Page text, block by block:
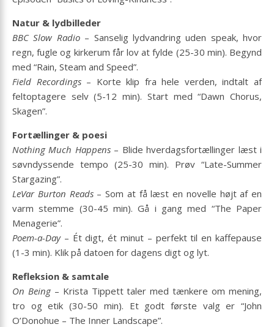
Natur & lydbilleder
BBC Slow Radio– Sanselig lydvandring uden speak, hvor
regn, fugle og kirkerum får lov at fylde (25-30 min). Begynd
med “Rain, Steam and Speed”.
Field Recordings– Korte klip fra hele verden, indtalt af
feltoptagere selv (5-12 min). Start med “Dawn Chorus,
Skagen”.
Fortællinger & poesi
Nothing Much Happens– Blide hverdagsfortællinger læst i
søvndyssende tempo (25-30 min). Prøv “Late-Summer
Stargazing”.
LeVar Burton Reads– Som at få læst en novelle højt af en
varm stemme (30-45 min). Gå i gang med “The Paper
Menagerie”.
Poem-a-Day– Ét digt, ét minut – perfekt til en kaffepause
(1-3 min). Klik på datoen for dagens digt og lyt.
Refleksion & samtale
On Being– Krista Tippett taler med tænkere om mening,
tro og etik (30-50 min). Et godt første valg er “John
O’Donohue – The Inner Landscape”.